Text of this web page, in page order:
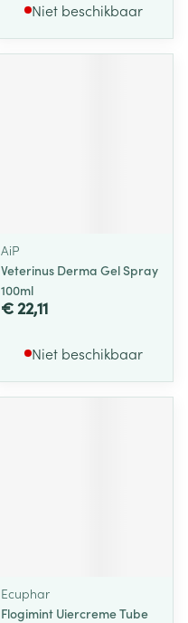
Niet beschikbaar
AiP
Veterinus Derma Gel Spray
100ml
€ 22,11
Niet beschikbaar
Ecuphar
Flogimint Uiercreme Tube